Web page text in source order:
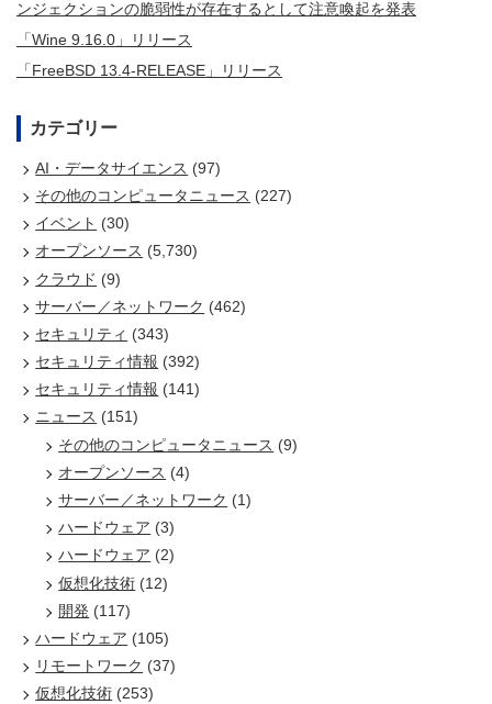
ンジェクションの脆弱性が存在するとして注意喚起を発表
「Wine 9.16.0」リリース
「FreeBSD 13.4-RELEASE」リリース
カテゴリー
AI・データサイエンス (97)
その他のコンピュータニュース (227)
イベント (30)
オープンソース (5,730)
クラウド (9)
サーバー／ネットワーク (462)
セキュリティ (343)
セキュリティ情報 (392)
セキュリティ情報 (141)
ニュース (151)
その他のコンピュータニュース (9)
オープンソース (4)
サーバー／ネットワーク (1)
ハードウェア (3)
ハードウェア (2)
仮想化技術 (12)
開発 (117)
ハードウェア (105)
リモートワーク (37)
仮想化技術 (253)